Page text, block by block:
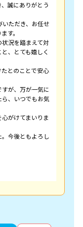
誠にありがとう
ただき、お任せ
す。
況を踏まえて対
、とても嬉しく
とのことで安心
が、万が一気に
、いつでもお気
がけてまいりま
今後ともよろし